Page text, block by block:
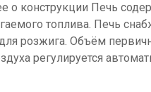
конструкции Печь
топлива. Печь
розжига. Объём
регулируется